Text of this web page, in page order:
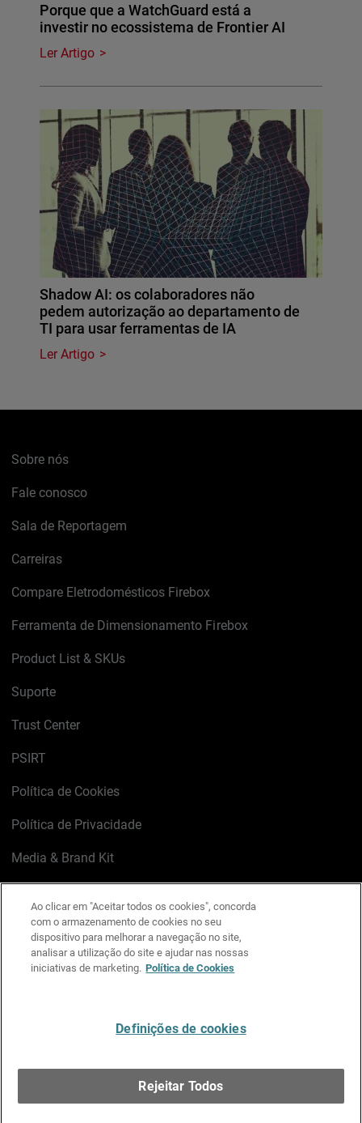
Porque que a WatchGuard está a
investir no ecossistema de Frontier AI
Ler Artigo
Shadow AI: os colaboradores não
pedem autorização ao departamento de
TI para usar ferramentas de IA
Ler Artigo
Sobre nós
Fale conosco
Sala de Reportagem
Carreiras
Compare Eletrodomésticos Firebox
Ferramenta de Dimensionamento Firebox
Product List & SKUs
Suporte
Trust Center
PSIRT
Política de Cookies
Política de Privacidade
Media & Brand Kit
LinkedIn
X FacebookInstagram
YouTube
Ao clicar em "Aceitar todos os cookies", concorda
com o armazenamento de cookies no seu
dispositivo para melhorar a navegação no site,
analisar a utilização do site e ajudar nas nossas
iniciativas de marketing. Política de Cookies
Definições de cookies
Rejeitar Todos